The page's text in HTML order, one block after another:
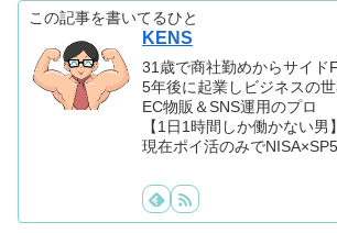
この記事を書いてるひと
KENS
31歳で商社勤めからサイド
5年後に起業しビジネスの
EC物販＆SNS運用のプロ
【1日1時間しか働かない男
現在ポイ活のみで